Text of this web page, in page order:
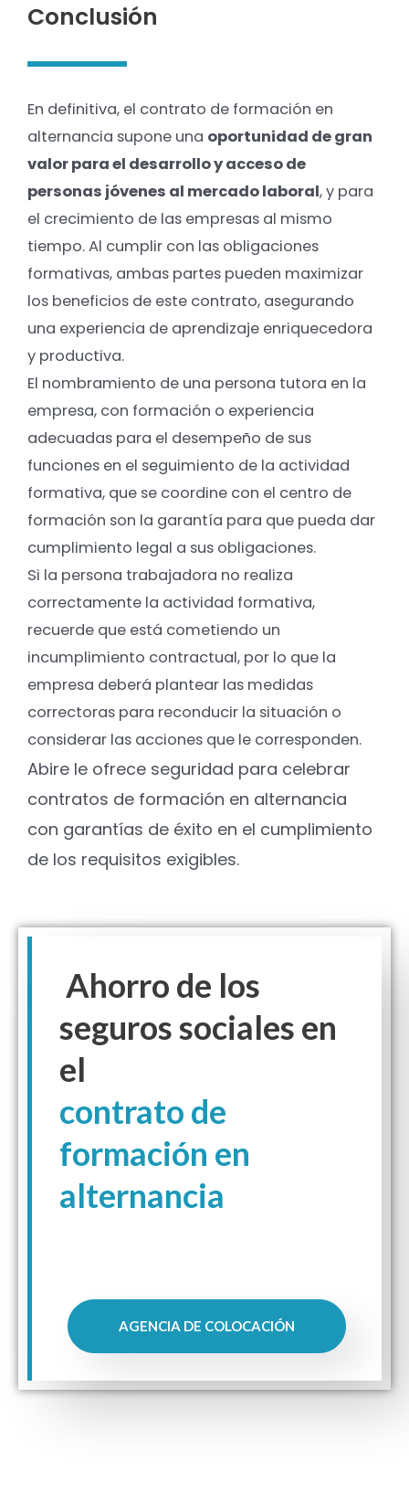
Conclusión
En definitiva, el contrato de formación en
alternancia supone una oportunidad de gran
valor para el desarrollo y acceso de
personas jóvenes al mercado laboral, y para
el crecimiento de las empresas al mismo
tiempo. Al cumplir con las obligaciones
formativas, ambas partes pueden maximizar
los beneficios de este contrato, asegurando
una experiencia de aprendizaje enriquecedora
y productiva.
El nombramiento de una persona tutora en la
empresa, con formación o experiencia
adecuadas para el desempeño de sus
funciones en el seguimiento de la actividad
formativa, que se coordine con el centro de
formación son la garantía para que pueda dar
cumplimiento legal a sus obligaciones.
Si la persona trabajadora no realiza
correctamente la actividad formativa,
recuerde que está cometiendo un
incumplimiento contractual, por lo que la
empresa deberá plantear las medidas
correctoras para reconducir la situación o
considerar las acciones que le corresponden.
Abire le ofrece seguridad para celebrar
contratos de formación en alternancia
con garantías de éxito en el cumplimiento
de los requisitos exigibles.
Ahorro de los
seguros sociales en
el
contrato de
formación en
alternancia
AGENCIA DE COLOCACIÓN